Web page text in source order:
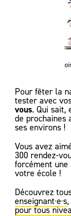
Pour fêter la
tester avec
vous. Qui sait,
de prochaines
ses environs !
Vous avez
300 rendez-
forcément
votre école !
Découvrez
enseignant·e·s
pour tous